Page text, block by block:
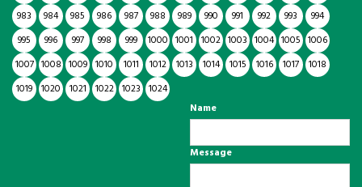
983
984 985 986 987 988 989 990 991 992 993
994
995
996 997 998 999 1000 1001 1002 1003 1004 1005 1006
1007 1008 1009 1010 1011 1012 1013 1014 1015 1016 1017
1018
1019 1020 1021 1022 1023 1024
Name
Message